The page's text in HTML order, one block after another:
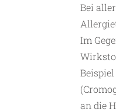
Bei
Im
an die